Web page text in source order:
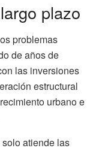
plazo
problemas
de años de
las inversiones
estructural
urbano e
solo atiende las